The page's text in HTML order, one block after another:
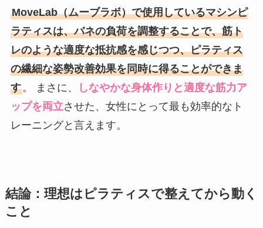
MoveLab（ムーブラボ）で使用しているマシンピ
ラティスは、バネの負荷を調整することで、筋ト
レのような適度な抵抗感を感じつつ、ピラティス
の繊細な姿勢改善効果を同時に得ることができま
す。 まさに、
しなやかな身体作りと適度な筋力ア
ップを両立させた、女性にとって最も効率的なト
レーニングと言えます。
結論：理想はピラティスで整えてから動く
こと